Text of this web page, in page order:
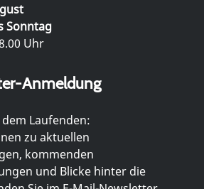
Sonntag
Uhr
Anmeldung
Laufenden:
zu aktuellen
kommenden
und Blicke hinter die